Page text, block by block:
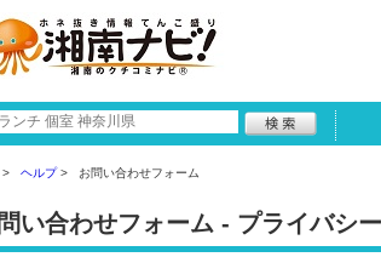
ヘルプ お問い合わせフォーム
い合わせフォーム - プライバシ